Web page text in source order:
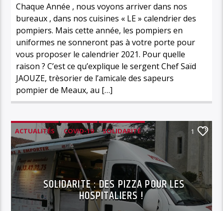
Chaque Année , nous voyons arriver dans nos
bureaux , dans nos cuisines « LE » calendrier des
pompiers. Mais cette année, les pompiers en
uniformes ne sonneront pas à votre porte pour
vous proposer le calendrier 2021. Pour quelle
raison ? C’est ce qu’explique le sergent Chef Saïd
JAOUZE, trèsorier de l’amicale des sapeurs
pompier de Meaux, au […]
ACTUALITÉS COVID-19 SOLIDARITÉ 1
SOLIDARITE : DES PIZZA POUR LES
HOSPITALIERS !